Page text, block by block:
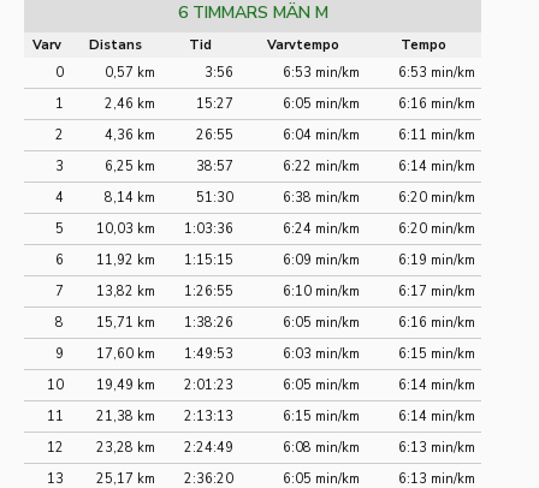
6 TIMMARS MÄN M
Varv Distans Tid Varvtempo
Tempo
0
0,57 km 3:56 6:53 min/km
6:53 min/km
1
2,46 km 15:27 6:05 min/km
6:16 min/km
2
4,36 km 26:55 6:04 min/km
6:11 min/km
3
6,25 km 38:57 6:22 min/km
6:14 min/km
4
8,14 km 51:30 6:38 min/km
6:20 min/km
5
10,03 km 1:03:36 6:24 min/km
6:20 min/km
6
11,92 km 1:15:15 6:09 min/km
6:19 min/km
7
13,82 km 1:26:55 6:10 min/km
6:17 min/km
8
15,71 km 1:38:26 6:05 min/km
6:16 min/km
9
17,60 km 1:49:53 6:03 min/km
6:15 min/km
10
19,49 km 2:01:23 6:05 min/km
6:14 min/km
11
21,38 km 2:13:13 6:15 min/km
6:14 min/km
12
23,28 km 2:24:49 6:08 min/km
6:13 min/km
13
25,17 km 2:36:20 6:05 min/km
6:13 min/km